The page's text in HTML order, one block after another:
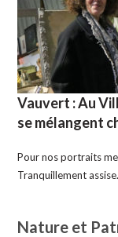
Vauvert : Au
se mélangent
Pour nos portraits
Tranquillement
Nature et